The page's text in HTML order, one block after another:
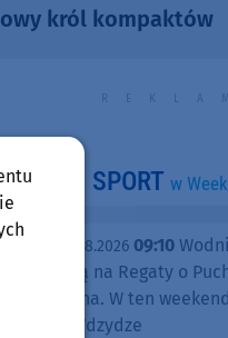
król kompaktów
SPORT w
piątek, 07.08.2026 09:10
zapraszają na Regaty o
Kościerzyna. W ten
jeziorze Wdzydze